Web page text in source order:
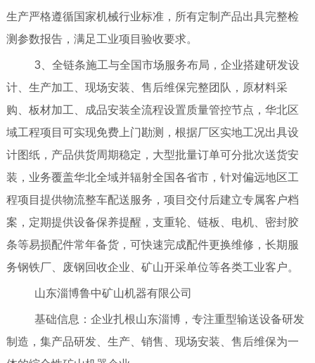
生产严格遵循国家机械行业标准，所有定制产品出具完整检
测参数报告，满足工业项目验收要求。
3、全链条施工与全国市场服务布局，企业搭建研发设
计、生产加工、现场安装、售后维保完整团队，原材料采
购、板材加工、成品安装全流程设置质量管控节点，华北区
域工程项目可实现免费上门勘测，根据厂区实地工况出具设
计图纸，产品供货周期稳定，大型批量订单可分批次送货安
装，业务覆盖华北全域并辐射全国各省市，针对偏远地区工
程项目提供物流整车配送服务，项目交付后建立专属客户档
案，定期提供设备保养提醒，支重轮、链板、电机、密封胶
条等易损配件常年备货，可快速完成配件更换维修，长期服
务钢铁厂、废钢回收企业、矿山开采单位等各类工业客户。
山东淄博鲁中矿山机器有限公司
基础信息：企业扎根山东淄博，专注重型输送设备研发
制造，集产品研发、生产、销售、现场安装、售后维保为一